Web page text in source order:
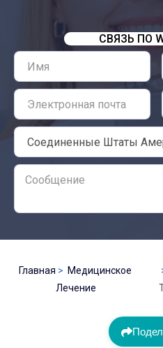
СВЯЗЬ ПО
Главная
Медицинское
Лечение